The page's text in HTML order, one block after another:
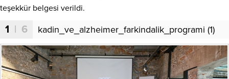
teşekkür belgesi verildi.
1 | 6 kadin_ve_alzheimer_farkindalik_programi (1)